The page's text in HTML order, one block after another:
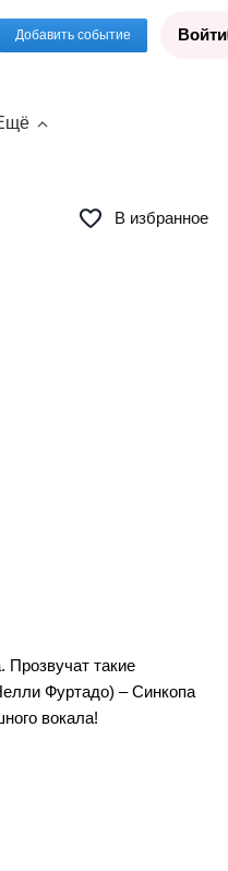
Добавить событие Войти
В избранное
Прозвучат такие
Фуртадо) – Синкопа
вокала!